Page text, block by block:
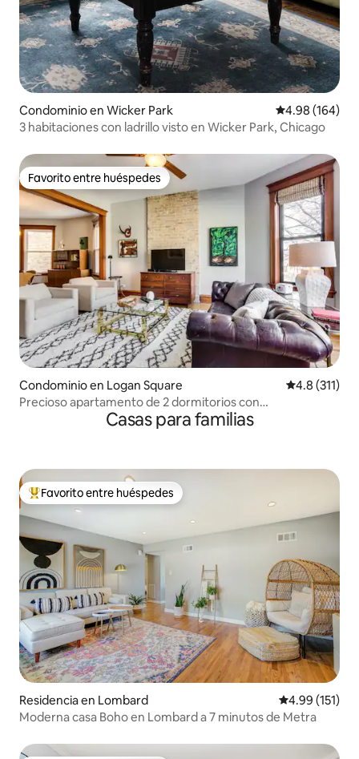
Condominio en Wicker Park Calificación
4.98 (164)
3 habitaciones con ladrillo visto en Wicker Park, Chicago
Favorito entre huéspedes
Favorito entre huéspedes
Condominio en Logan Square Calificación
4.8 (311)
Precioso apartamento de 2 dormitorios con
estacionamiento en Logan Square
Casas para familias
De los mejores en Favorito entre huéspedes
Favorito entre huéspedes
Residencia en Lombard Calificación
4.99 (151)
Moderna casa Boho en Lombard a 7 minutos de Metra